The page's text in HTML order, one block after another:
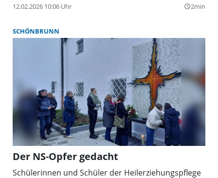
12.02.2026 10:06 Uhr query_builder2min
SCHÖNBRUNN
Der NS-Opfer gedacht
Schülerinnen und Schüler der Heilerziehungspflege